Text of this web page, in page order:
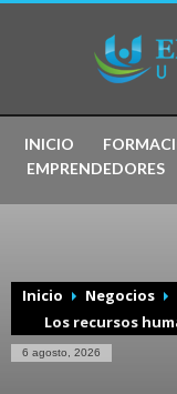
INICIO
EMPRENDEDORES
Inicio
Negocios
Los recursos
6 agosto, 2026